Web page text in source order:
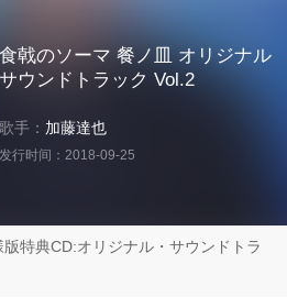
食戟のソーマ 餐ノ皿 オリジナル
サウンドトラック Vol.2
歌手： 加藤達也
发行时间： 2018-09-25
特典CD:オリジナル・サウンドトラ